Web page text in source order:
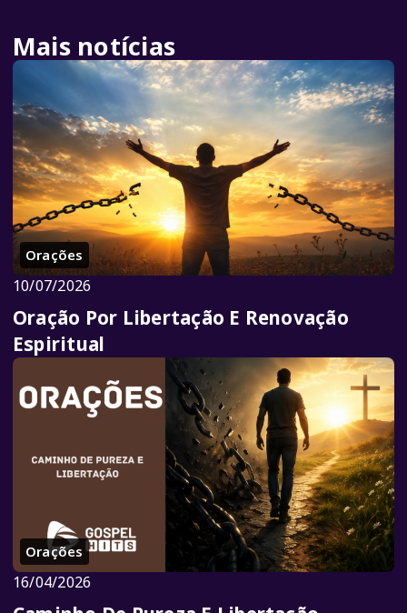
Mais notícias
Orações
10/07/2026
Oração Por Libertação E Renovação
Espiritual
Orações
16/04/2026